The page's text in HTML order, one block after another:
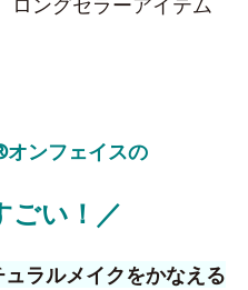
ンフェイスの
ごい！／
ラルメイクをかなえる